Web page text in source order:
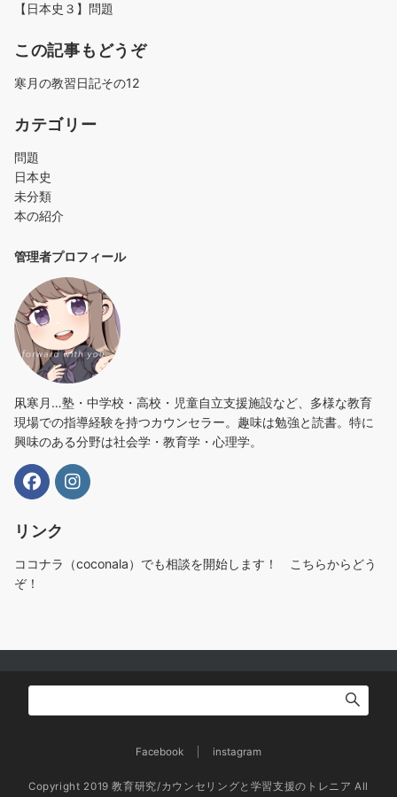
【日本史３】問題
この記事もどうぞ
寒月の教習日記その12
カテゴリー
問題
日本史
未分類
本の紹介
管理者プロフィール
凩寒月…塾・中学校・高校・児童自立支援施設など、多様な教育
現場での指導経験を持つカウンセラー。趣味は勉強と読書。特に
興味のある分野は社会学・教育学・心理学。
リンク
ココナラ（coconala）でも相談を開始します！ こちらからどう
ぞ！
Facebook instagram
Copyright 2019 教育研究/カウンセリングと学習支援のトレニア All